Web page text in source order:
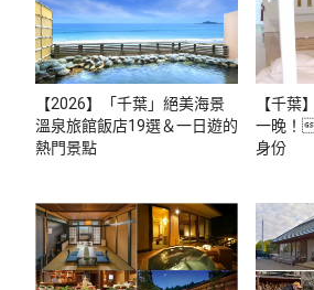
【2026】「千葉」絕美海景
溫泉旅館飯店19選＆一日遊的
熱門景點
【千葉
一晚！
身份